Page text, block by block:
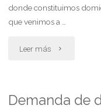
la
donde constituimos
que venimos a …
Leer más "Solicita
inscriba
Demanda de